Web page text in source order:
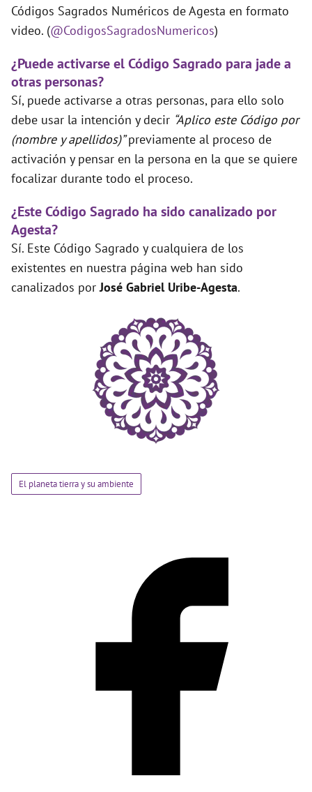
Códigos Sagrados Numéricos de Agesta en formato
video. (@CodigosSagradosNumericos)
¿Puede activarse el Código Sagrado para jade a
otras personas?
Sí, puede activarse a otras personas, para ello solo
debe usar la intención y decir “Aplico este Código por
(nombre y apellidos)”previamente al proceso de
activación y pensar en la persona en la que se quiere
focalizar durante todo el proceso.
¿Este Código Sagrado ha sido canalizado por
Agesta?
Sí. Este Código Sagrado y cualquiera de los
existentes en nuestra página web han sido
canalizados porJosé Gabriel Uribe-Agesta.
El planeta tierra y su ambiente